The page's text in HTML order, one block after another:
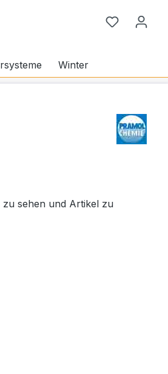
Du hast 0
Winter
zu sehen und Artikel zu